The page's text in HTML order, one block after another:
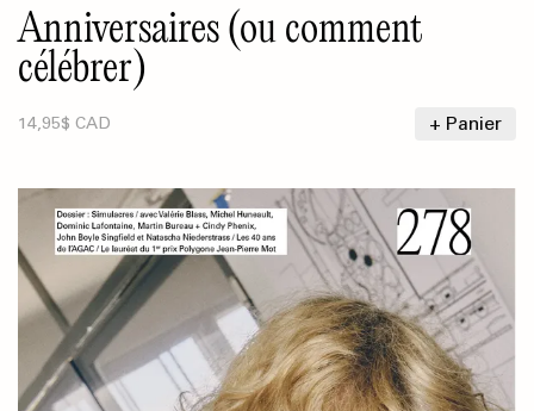
Anniversaires (ou comment
célébrer)
14,95$ CAD + Panier